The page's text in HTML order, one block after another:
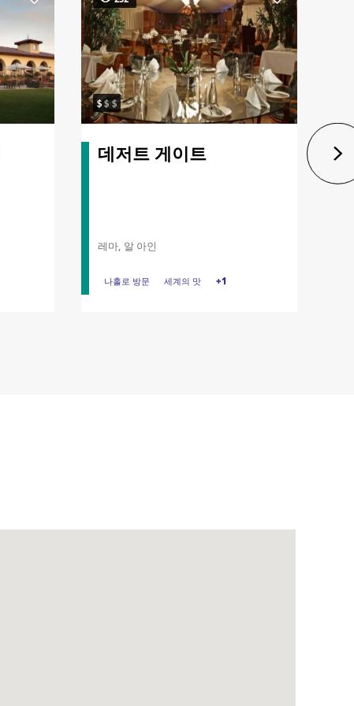
데저트 게이트
레마, 알 아인
나홀로 방문 세계의 맛 아침
나홀로 방문 세계의 맛 +1